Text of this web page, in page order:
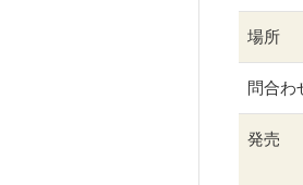
場所
問合わ
発売